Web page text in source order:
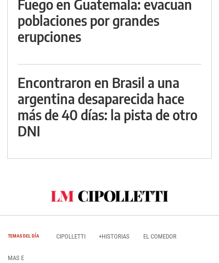
Fuego en Guatemala: evacuan
poblaciones por grandes
erupciones
Encontraron en Brasil a una
argentina desaparecida hace
más de 40 días: la pista de otro
DNI
TEMAS DEL DÍA CIPOLLETTI +HISTORIAS EL COMEDOR
MAS E